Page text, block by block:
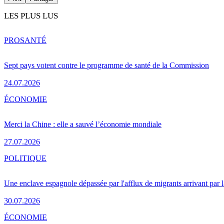
LES PLUS LUS
Sept pays votent contre le programme de santé de la Commission
24.07.2026
PROSANTÉ
Merci la Chine : elle a sauvé l’économie mondiale
27.07.2026
ÉCONOMIE
Une enclave espagnole dépassée par l'afflux de migrants arrivant par
30.07.2026
POLITIQUE
ÉCONOMIE